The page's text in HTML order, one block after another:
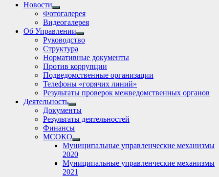
Новости
Show
sub
menu
Фотогалерея
Видеогалерея
Об Управлении
Show
sub
Руководство
Структура
Нормативные документы
Против коррупции
Подведомственные организации
Телефоны «горячих линий»
Результаты проверок межведомственных органов
Деятельность
Show
sub
menu
Документы
Результаты деятельностей
Финансы
МСОКО
Show
sub
menu
Муниципальные управленческие механизмы
2020
Муниципальные управленческие механизмы
2021